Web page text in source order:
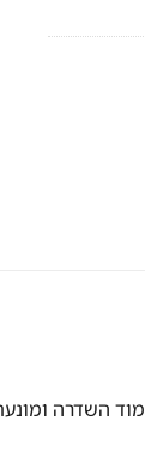
השדרה ומונעת